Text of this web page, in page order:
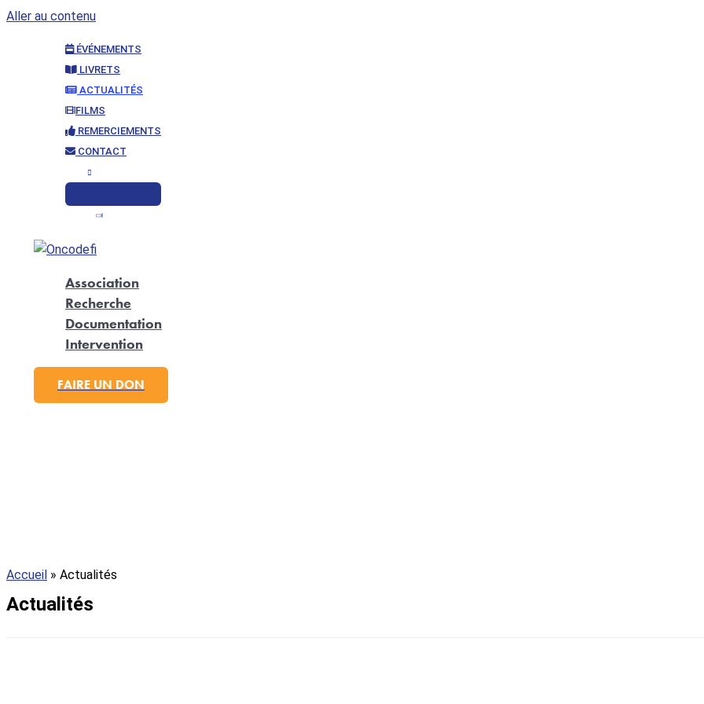
Aller au contenu
ÉVÉNEMENTS
LIVRETS
ACTUALITÉS
FILMS
REMERCIEMENTS
CONTACT
Association
Recherche
Documentation
Intervention
FAIRE UN DON
Accueil » Actualités
Actualités